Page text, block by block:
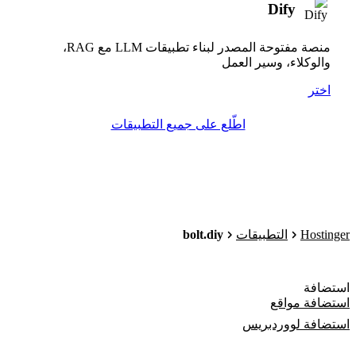
Dify
منصة مفتوحة المصدر لبناء تطبيقات LLM مع RAG،
والوكلاء، وسير العمل
اختر
اطّلع على جميع التطبيقات
Hostinger التطبيقات bolt.diy
استضافة
استضافة مواقع
استضافة لووردبريس